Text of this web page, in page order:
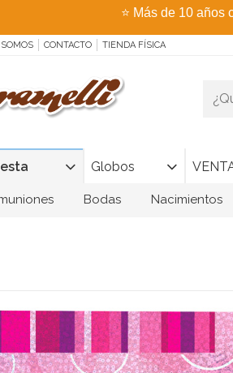
⭐ Más de 10 años
CONTACTO TIENDA FÍSICA
Globos
Bodas Nacimientos